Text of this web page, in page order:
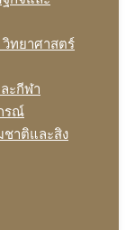
ทยาศาสตร์
ะกีฬา
รณ์
ชาติและสิง